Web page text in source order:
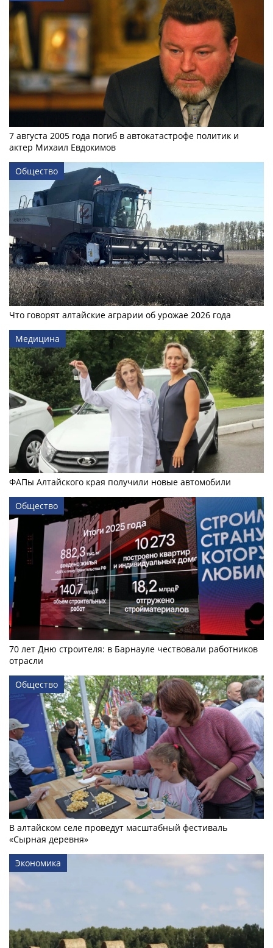
7 августа 2005 года погиб в автокатастрофе политик и
актер Михаил Евдокимов
Общество
Что говорят алтайские аграрии об урожае 2026 года
Медицина
ФАПы Алтайского края получили новые автомобили
Общество
70 лет Дню строителя: в Барнауле чествовали работников
отрасли
Общество
В алтайском селе проведут масштабный фестиваль
«Сырная деревня»
Экономика